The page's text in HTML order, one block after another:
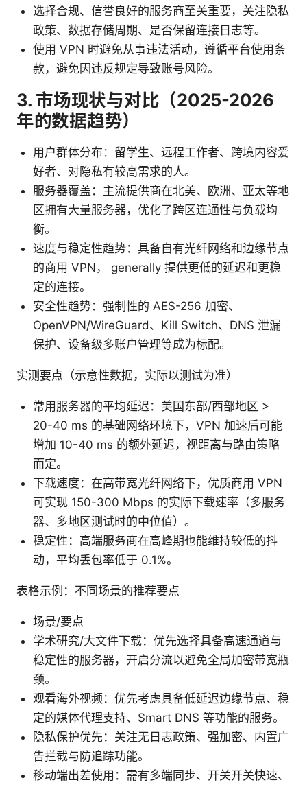
选择合规、信誉良好的服务商至关重要，关注隐私
政策、数据存储周期、是否保留连接日志等。
使用 VPN 时避免从事违法活动，遵循平台使用条
款，避免因违反规定导致账号风险。
3. 市场现状与对比（2025-2026
年的数据趋势）
用户群体分布：留学生、远程工作者、跨境内容爱
好者、对隐私有较高需求的人。
服务器覆盖：主流提供商在北美、欧洲、亚太等地
区拥有大量服务器，优化了跨区连通性与负载均
衡。
速度与稳定性趋势：具备自有光纤网络和边缘节点
的商用 VPN， generally 提供更低的延迟和更稳
定的连接。
安全性趋势：强制性的 AES-256 加密、
OpenVPN/WireGuard、Kill Switch、DNS 泄漏
保护、设备级多账户管理等成为标配。
实测要点（示意性数据，实际以测试为准）
常用服务器的平均延迟：美国东部/西部地区 >
20-40 ms 的基础网络环境下，VPN 加速后可能
增加 10-40 ms 的额外延迟，视距离与路由策略
而定。
下载速度：在高带宽光纤网络下，优质商用 VPN
可实现 150-300 Mbps 的实际下载速率（多服务
器、多地区测试时的中位值）。
稳定性：高端服务商在高峰期也能维持较低的抖
动，平均丢包率低于 0.1%。
表格示例：不同场景的推荐要点
场景/要点
学术研究/大文件下载：优先选择具备高速通道与
稳定性的服务器，开启分流以避免全局加密带宽瓶
颈。
观看海外视频：优先考虑具备低延迟边缘节点、稳
定的媒体代理支持、Smart DNS 等功能的服务。
隐私保护优先：关注无日志政策、强加密、内置广
告拦截与防追踪功能。
移动端出差使用：需有多端同步、开关开关快速、